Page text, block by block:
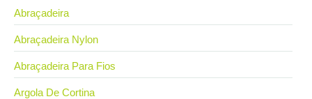
Abraçadeira
Abraçadeira Nylon
Abraçadeira Para Fios
Argola De Cortina